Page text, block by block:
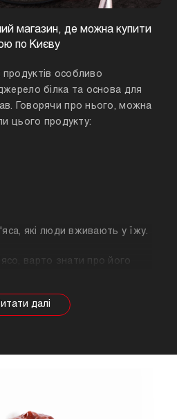
магазин, де можна купити
по Києву
особливо
білка та основа для
Говорячи про нього, можна
цього продукту:
які люди вживають у їжу.
варто знати про його
властивості продукту
само як рекомендації
на дієті.